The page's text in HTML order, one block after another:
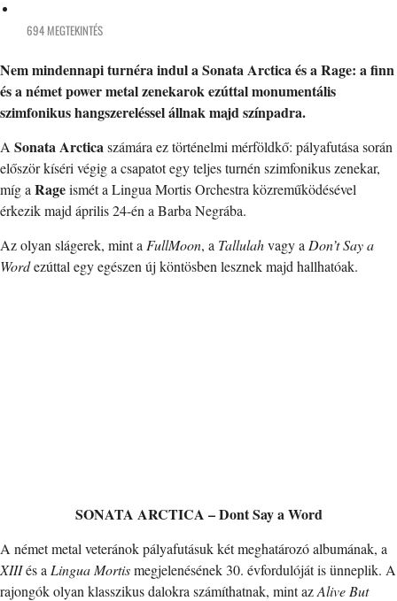
694 MEGTEKINTÉS
Nem mindennapi turnéra indul a Sonata Arctica és a Rage: a finn
és a német power metal zenekarok ezúttal monumentális
szimfonikus hangszereléssel állnak majd színpadra.
A Sonata Arcticaszámára ez történelmi mérföldkő: pályafutása során
először kíséri végig a csapatot egy teljes turnén szimfonikus zenekar,
míg a Rageismét a Lingua Mortis Orchestra közreműködésével
érkezik majd április 24-én a Barba Negrába.
Az olyan slágerek, mint a FullMoon, a Tallulahvagy a Don’t Say a
Wordezúttal egy egészen új köntösben lesznek majd hallhatóak.
SONATA ARCTICA – Dont Say a Word
A német metal veteránok pályafutásuk két meghatározó albumának, a
XIIIés a Lingua Mortismegjelenésének 30. évfordulóját is ünneplik. A
rajongók olyan klasszikus dalokra számíthatnak, mint azAlive But